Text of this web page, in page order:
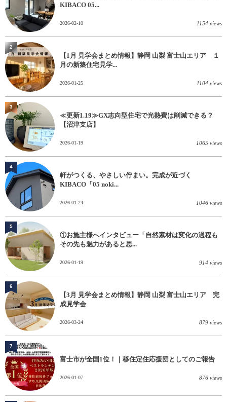
KIBACO 05...
2026-02-10 1154 views
【1月 見学会まとめ情報】静岡 山梨 富士山エリア １
月の新築住宅見学...
2026-01-25 1104 views
2
≪更新1.19≫GX志向型住宅で光熱費は削減できる？
【沼津支店】
2026-01-19 1065 views
3
軒がつくる、やさしい佇まい。完成が近づく
KIBACO「05 noki...
2026-01-24 1046 views
4
①お施主様へインタビュー「自然素材は変化の過程も
その先も魅力があると思...
2026-01-19 914 views
5
【3月 見学会まとめ情報】静岡 山梨 富士山エリア 完
成見学会
2026-03-24 879 views
6
富士市が全国1位！｜移住定住応援団としてのご報告
2026-01-07 876 views
7